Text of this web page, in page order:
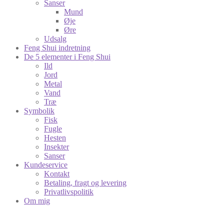
Sanser
Mund
Øje
Øre
Udsalg
Feng Shui indretning
De 5 elementer i Feng Shui
Ild
Jord
Metal
Vand
Træ
Symbolik
Fisk
Fugle
Hesten
Insekter
Sanser
Kundeservice
Kontakt
Betaling, fragt og levering
Privatlivspolitik
Om mig